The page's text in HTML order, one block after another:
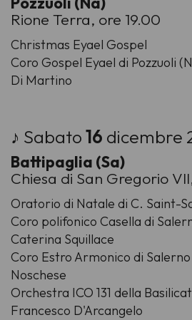
Rione Terra, ore 19.00
Christmas Eyael Gospel
Coro Gospel Eyael di Pozzuoli
Di Martino
♪ Sabato16 dicembre
Battipaglia (Sa)
Chiesa di San Gregorio
Oratorio di Natale di C. Saint-
Coro polifonico Casella di
Caterina Squillace
Coro Estro Armonico di
Noschese
Orchestra ICO 131 della
Francesco D'Arcangelo